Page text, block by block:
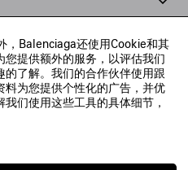
，Balenciaga还使用Cookie和其
提供额外的服务，以评估我们
了解。我们的合作伙伴使用跟
料为您提供个性化的广告，并优
们使用这些工具的具体细节，
公司